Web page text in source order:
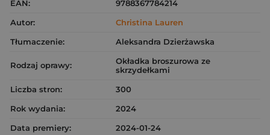
EAN:
9788367784214
Autor:
Christina Lauren
Tłumaczenie:
Aleksandra Dzierżawska
Rodzaj oprawy:
Okładka broszurowa ze
skrzydełkami
Liczba stron:
300
Rok wydania:
2024
Data premiery:
2024-01-24